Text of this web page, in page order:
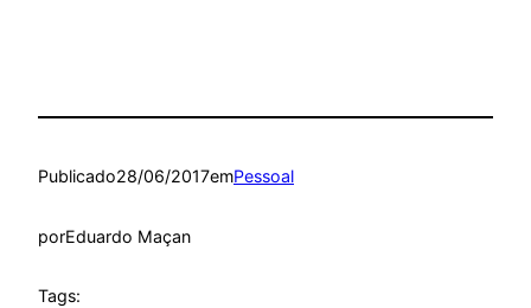
Publicado28/06/2017emPessoal
porEduardo Maçan
Tags: